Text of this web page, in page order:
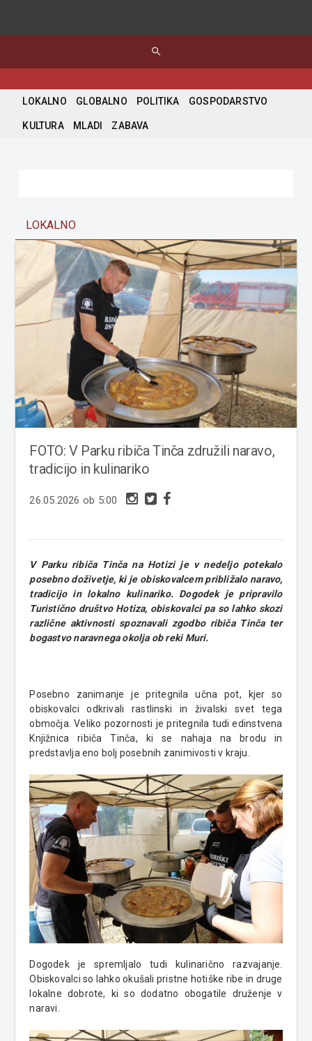
search
LOKALNO GLOBALNO POLITIKA GOSPODARSTVO
KULTURA MLADI ZABAVA
LOKALNO
FOTO: V Parku ribiča Tinča združili naravo,
tradicijo in kulinariko
26.05.2026 ob 5:00
V Parku ribiča Tinča na Hotizi je v nedeljo potekalo
posebno doživetje, ki je obiskovalcem približalo naravo,
tradicijo in lokalno kulinariko. Dogodek je pripravilo
Turistično društvo Hotiza, obiskovalci pa so lahko skozi
različne aktivnosti spoznavali zgodbo ribiča Tinča ter
bogastvo naravnega okolja ob reki Muri.
Posebno zanimanje je pritegnila učna pot, kjer so
obiskovalci odkrivali rastlinski in živalski svet tega
območja. Veliko pozornosti je pritegnila tudi edinstvena
Knjižnica ribiča Tinča, ki se nahaja na brodu in
predstavlja eno bolj posebnih zanimivosti v kraju.
Dogodek je spremljalo tudi kulinarično razvajanje.
Obiskovalci so lahko okušali pristne hotiške ribe in druge
lokalne dobrote, ki so dodatno obogatile druženje v
naravi.